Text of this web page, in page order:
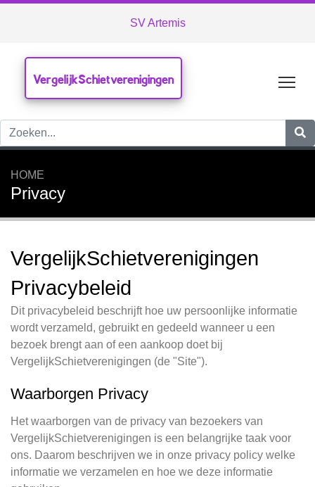
SV Artemis
VergelijkSchietverenigingen
HOME
Privacy
VergelijkSchietverenigingen
Privacybeleid
Dit privacybeleid beschrijft hoe uw persoonlijke informatie
wordt verzameld, gebruikt en gedeeld wanneer u een
bezoek brengt aan of een aankoop doet bij
VergelijkSchietverenigingen (de "Site").
Waarborgen Privacy
Het waarborgen van de privacy van bezoekers van
VergelijkSchietverenigingen is een belangrijke taak voor
ons. Daarom beschrijven we in onze privacy policy welke
informatie we verzamelen en hoe we deze informatie